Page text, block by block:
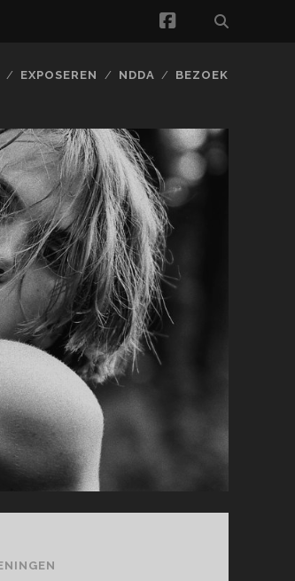
facebook
EXPOSEREN NDDA BEZOEK